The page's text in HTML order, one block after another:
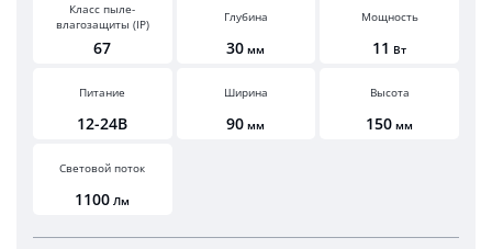
Класс пыле-
влагозащиты (IP)
67
Глубина
30 мм
Мощность
11 Вт
Питание
12-24В
Ширина
90 мм
Высота
150 мм
Световой поток
1100 Лм